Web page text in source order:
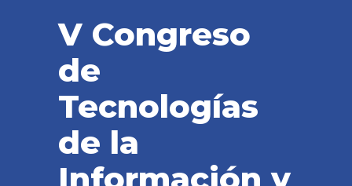
V Congreso
de
Tecnologías
de la